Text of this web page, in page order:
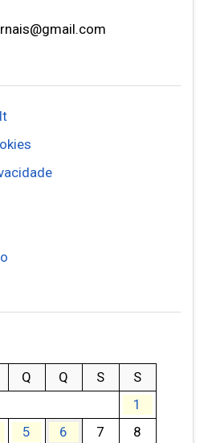
Q Q S
S
1
5 6 7 8